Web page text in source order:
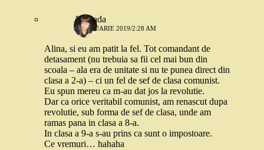
Andrada
29 IANUARIE 2019/2:28 AM
Alina, si eu am patit la fel. Tot comandant de
detasament (nu trebuia sa fii cel mai bun din
scoala – ala era de unitate si nu te punea direct din
clasa a 2-a) – ci un fel de sef de clasa comunist.
Eu spun mereu ca m-au dat jos la revolutie.
Dar ca orice veritabil comunist, am renascut dupa
revolutie, sub forma de sef de clasa, unde am
ramas pana in clasa a 8-a.
In clasa a 9-a s-au prins ca sunt o impostoare.
Ce vremuri… hahaha